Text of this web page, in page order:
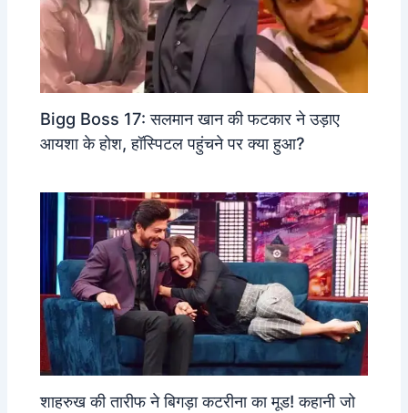
Bigg Boss 17: सलमान खान की फटकार ने उड़ाए
आयशा के होश, हॉस्पिटल पहुंचने पर क्या हुआ?
शाहरुख की तारीफ ने बिगड़ा कटरीना का मूड! कहानी जो